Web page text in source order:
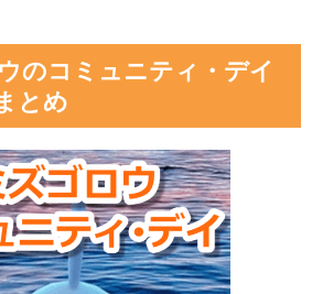
のコミュニティ・デイ
とめ